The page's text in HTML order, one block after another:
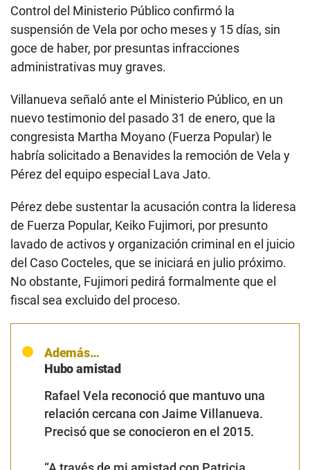
Control del Ministerio Público confirmó la
suspensión de Vela por ocho meses y 15 días, sin
goce de haber, por presuntas infracciones
administrativas muy graves.
Villanueva señaló ante el Ministerio Público, en un
nuevo testimonio del pasado 31 de enero, que la
congresista Martha Moyano (Fuerza Popular) le
habría solicitado a Benavides la remoción de Vela y
Pérez del equipo especial Lava Jato.
Pérez debe sustentar la acusación contra la lideresa
de Fuerza Popular, Keiko Fujimori, por presunto
lavado de activos y organización criminal en el juicio
del Caso Cocteles, que se iniciará en julio próximo.
No obstante, Fujimori pedirá formalmente que el
fiscal sea excluido del proceso.
Además…
Hubo amistad
Rafael Vela reconoció que mantuvo una
relación cercana con Jaime Villanueva.
Precisó que se conocieron en el 2015.